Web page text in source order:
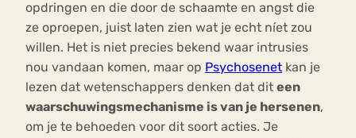
opdringen en die door de schaamte en angst die
ze oproepen, juist laten zien wat je echt níet zou
willen. Het is niet precies bekend waar intrusies
nou vandaan komen, maar op Psychosenet kan je
lezen dat wetenschappers denken dat dit een
waarschuwingsmechanisme is van je hersenen,
om je te behoeden voor dit soort acties. Je